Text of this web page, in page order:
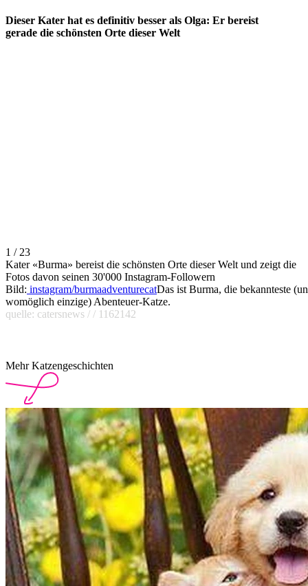
Dieser Kater hat es definitiv besser als Olga: Er bereist
gerade die schönsten Orte dieser Welt
1 / 23
Kater «Burma» bereist die schönsten Orte dieser Welt und zeigt die
Fotos davon seinen 30'000 Instagram-Followern
Bild: instagram/burmaadventurecatDas ist Burma, die bekannteste
womöglich einzige) Abenteuer-Katze.
quelle: catersnews / / 1162142
Mehr Katzengeschichten